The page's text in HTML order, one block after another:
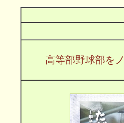
高等部野球部を